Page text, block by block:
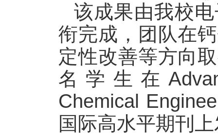
该成果由我校
衔完成，团队在
定性改善等方向
名学生在
Chemical
国际高水平期刊